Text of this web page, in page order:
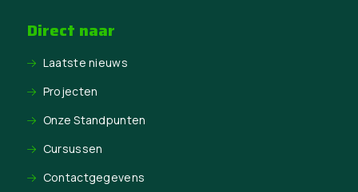
Direct naar
Laatste nieuws
Projecten
Onze Standpunten
Cursussen
Contactgegevens